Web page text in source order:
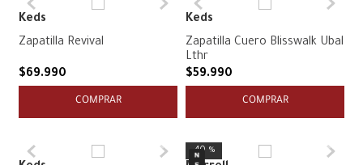
Keds
Zapatilla Revival
$69.990
COMPRAR
Keds
Zapatilla Cuero Blisswalk Ubal
Lthr
$59.990
COMPRAR
40 %